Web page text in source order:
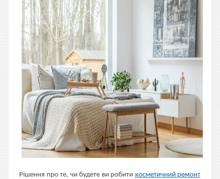
Рішення про те, чи будете ви робити косметичний ремонт